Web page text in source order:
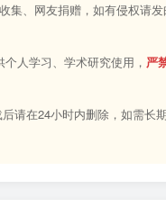
集、网友捐赠，如有侵权请
个人学习、学术研究使用， 严
后请在24小时内删除，如需长